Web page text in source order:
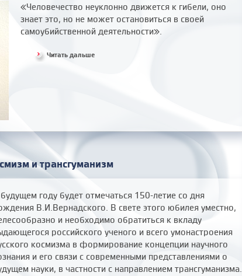
«Человечество неуклонно движется к гибели, оно
знает это, но не может остановиться в своей
самоубийственной деятельности».
Читать дальше
и трансгуманизм
году будет отмечаться 150-летие со дня
В.И.Вернадского. В свете этого юбилея уместно,
и необходимо обратиться к вкладу
российского ученого и всего умонастроения
космизма в формирование концепции научного
и его связи с современными представлениями о
науки, в частности с направлением трансгуманизма.